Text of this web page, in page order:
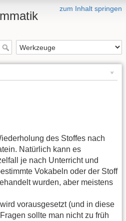
zum Inhalt springen
des Stoffes nach
Natürlich kann es
je nach Unterricht und
Vokabeln oder der Stoff
wurden, aber meistens
vorausgesetzt (und in diese
sollte man nicht zu früh